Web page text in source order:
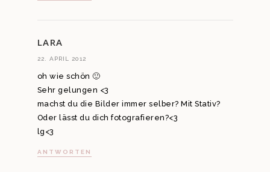
LARA
22. APRIL 2012
oh wie schön 🙂
Sehr gelungen <3
machst du die Bilder immer selber? Mit Stativ?
Oder lässt du dich fotografieren?<3
lg<3
ANTWORTEN